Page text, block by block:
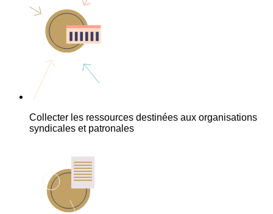
Collecter les ressources destinées aux organisations
syndicales et patronales